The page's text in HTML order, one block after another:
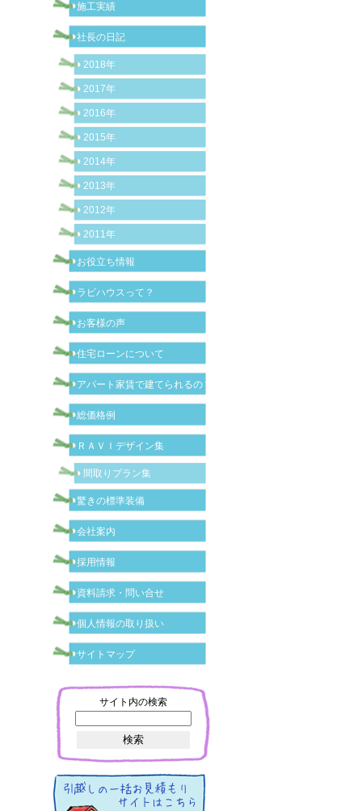
施工実績
社長の日記
2018年
2017年
2016年
2015年
2014年
2013年
2012年
2011年
お役立ち情報
ラビハウスって？
お客様の声
住宅ローンについて
アパート家賃で建てられるの？
総価格例
ＲＡＶＩデザイン集
間取りプラン集
驚きの標準装備
会社案内
採用情報
資料請求・問い合せ
個人情報の取り扱い
サイトマップ
サイト内の検索